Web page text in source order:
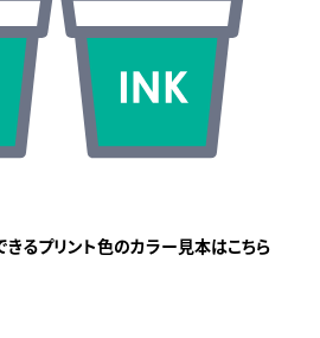
るプリント色のカラー見本はこちら